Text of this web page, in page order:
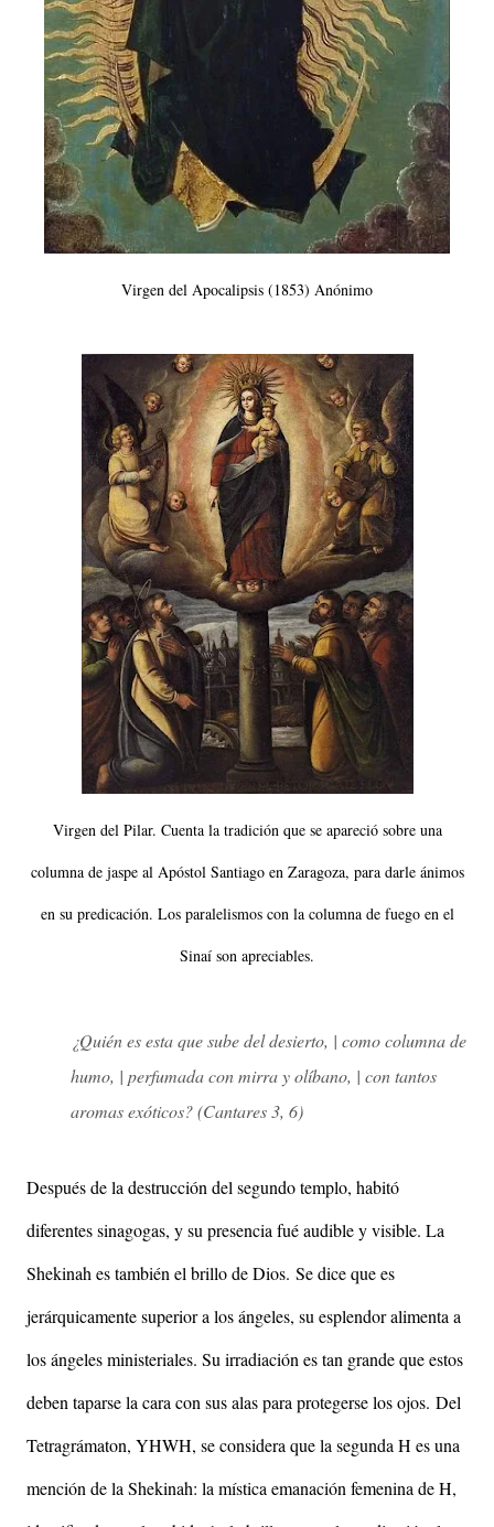
Virgen del Apocalipsis (1853) Anónimo
Virgen del Pilar. Cuenta la tradición que se apareció sobre una
columna de jaspe al Apóstol Santiago en Zaragoza, para darle ánimos
en su predicación. Los paralelismos con la columna de fuego en el
Sinaí son apreciables.
¿Quién es esta que sube del desierto, | como columna de
humo, | perfumada con mirra y olíbano, | con tantos
aromas exóticos? (Cantares 3, 6)
Después de la destrucción del segundo templo, habitó
diferentes sinagogas, y su presencia fué audible y visible. La
Shekinah es también el brillo de Dios. Se dice que es
jerárquicamente superior a los ángeles, su esplendor alimenta a
los ángeles ministeriales. Su irradiación es tan grande que estos
deben taparse la cara con sus alas para protegerse los ojos. Del
Tetragrámaton, YHWH, se considera que la segunda H es una
mención de la Shekinah: la mística emanación femenina de H,